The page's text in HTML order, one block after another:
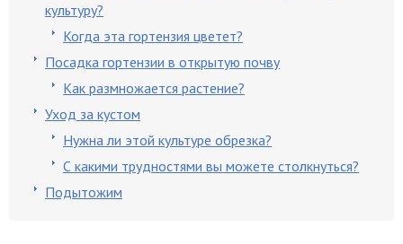
культуру?
Когда эта гортензия цветет?
Посадка гортензии в открытую почву
Как размножается растение?
Уход за кустом
Нужна ли этой культуре обрезка?
С какими трудностями вы можете столкнуться?
Подытожим